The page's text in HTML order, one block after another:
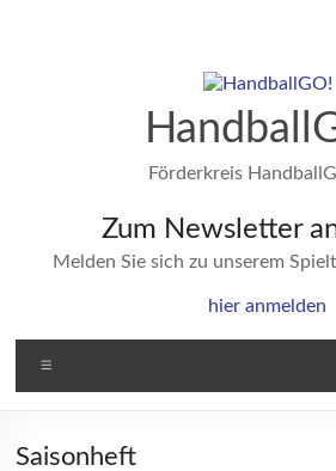
Förderkreis
Zum Newsletter
Melden Sie sich zu unserem
hier anmelden
Saisonheft